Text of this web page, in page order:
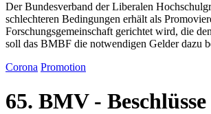
Der Bundesverband der Liberalen
schlechteren Bedingungen erhält als
Forschungsgemeinschaft gerichtet wird, die
soll das BMBF die notwendigen Gelder dazu
Corona Promotion
65. BMV - Beschlüsse